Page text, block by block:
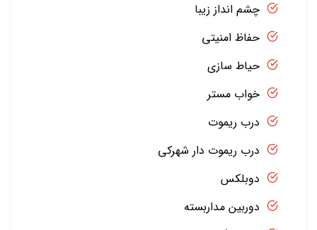
چشم انداز زیبا
حفاظ امنیتی
حیاط سازی
خواب مستر
درب ریموت
درب ریموت دار شهرکی
دوبلکس
دوربین مداربسته